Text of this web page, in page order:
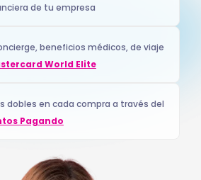
de tu empresa
beneficios médicos, de viaje
World Elite
dobles en cada compra a través del
Pagando